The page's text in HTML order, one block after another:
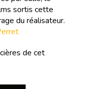
sortis cette
du réalisateur.
de cet